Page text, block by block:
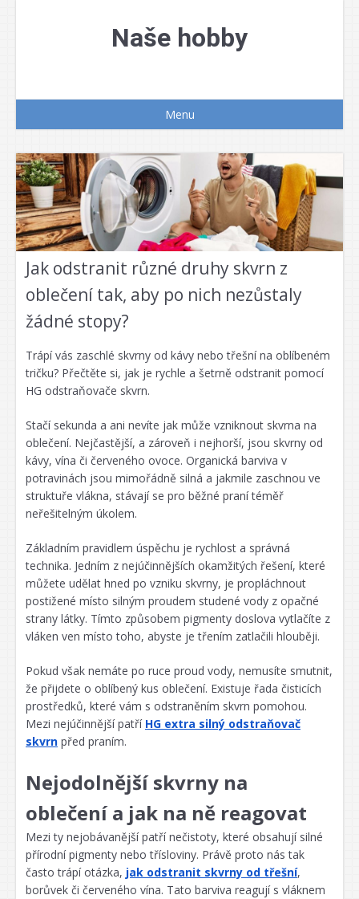
Naše hobby
Menu
Jak odstranit různé druhy skvrn z
oblečení tak, aby po nich nezůstaly
žádné stopy?
Trápí vás zaschlé skvrny od kávy nebo třešní na oblíbeném
tričku? Přečtěte si, jak je rychle a šetrně odstranit pomocí
HG odstraňovače skvrn.
Stačí sekunda a ani nevíte jak může vzniknout skvrna na
oblečení. Nejčastější, a zároveň i nejhorší, jsou skvrny od
kávy, vína či červeného ovoce. Organická barviva v
potravinách jsou mimořádně silná a jakmile zaschnou ve
struktuře vlákna, stávají se pro běžné praní téměř
neřešitelným úkolem.
Základním pravidlem úspěchu je rychlost a správná
technika. Jedním z nejúčinnějších okamžitých řešení, které
můžete udělat hned po vzniku skvrny, je propláchnout
postižené místo silným proudem studené vody z opačné
strany látky. Tímto způsobem pigmenty doslova vytlačíte z
vláken ven místo toho, abyste je třením zatlačili hlouběji.
Pokud však nemáte po ruce proud vody, nemusíte smutnit,
že přijdete o oblíbený kus oblečení. Existuje řada čisticích
prostředků, které vám s odstraněním skvrn pomohou.
Mezi nejúčinnější patří HG extra silný odstraňovač
skvrn před praním.
Nejodolnější skvrny na
oblečení a jak na ně reagovat
Mezi ty nejobávanější patří nečistoty, které obsahují silné
přírodní pigmenty nebo třísloviny. Právě proto nás tak
často trápí otázka, jak odstranit skvrny od třešní,
borůvek či červeného vína. Tato barviva reagují s vláknem